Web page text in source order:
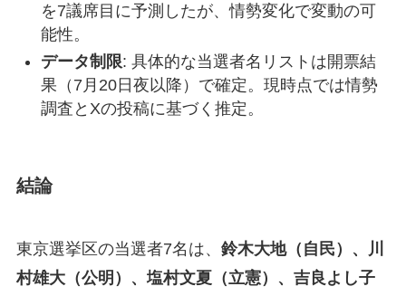
を7議席目に予測したが、情勢変化で変動の可
能性。
データ制限: 具体的な当選者名リストは開票結
果（7月20日夜以降）で確定。現時点では情勢
調査とXの投稿に基づく推定。
結論
東京選挙区の当選者7名は、 鈴木大地（自民）、川
村雄大（公明）、塩村文夏（立憲）、吉良よし子